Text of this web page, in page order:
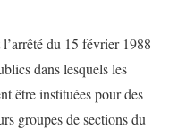
du 15 février 1988
dans lesquels les
être instituées pour des
groupes de sections du